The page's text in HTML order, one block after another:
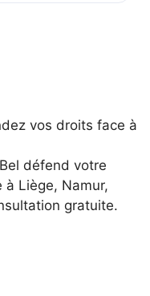
vos droits face à
défend votre
Liège, Namur,
gratuite.